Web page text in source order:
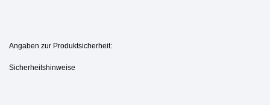
Angaben zur Produktsicherheit:
Sicherheitshinweise